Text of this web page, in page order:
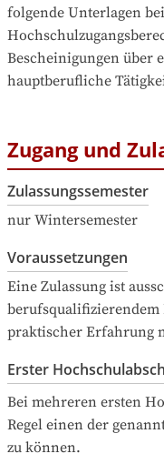
folgende Unterlagen
Bescheinigungen über
hauptberufliche
Zugang und
Zulassungssemester
nur Wintersemester
Voraussetzungen
Eine Zulassung ist
praktischer Erfahrung
Erster
Bei mehreren ersten
Regel einen der
zu können.